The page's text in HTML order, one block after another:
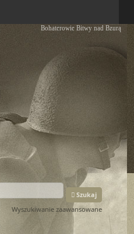
Bohaterowie Bitwy nad Bzurą
Szukaj
Wyszukiwanie zaawansowane